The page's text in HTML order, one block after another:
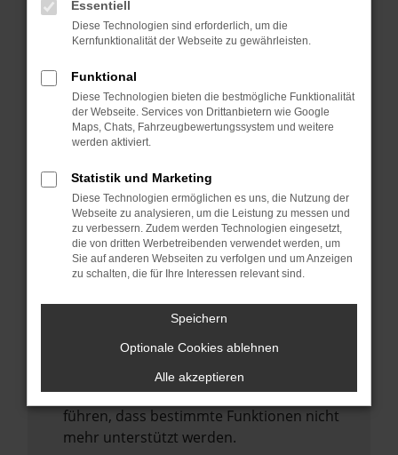
Überprüfe deine Firewall und deine
Internetverbindung.
deine Suchmaschine?
Prüfe deine Browsererweiterungen.
Manche Erweiterungen, wie Werbeblocker,
können das Laden bestimmter Seiten
anderen Browser oder in einem privaten
Fenster?
Starte dein Gerät neu.
Das kann manchmal helfen,
vorübergehende Probleme zu beheben.
Stelle sicher, dass dein Browser und dein
Betriebssystem auf dem neuesten Stand
Veraltete Software birgt nicht nur ein
Sicherheitsrisiko, sondern kann auch dazu
führen, dass bestimmte Funktionen nicht
mehr unterstützt werden.
Essentiell
Diese Technologien sind erforderlich, um die
Kernfunktionalität der Webseite zu gewährleisten.
Funktional
Diese Technologien bieten die bestmögliche Funktionalität
der Webseite. Services von Drittanbietern wie Google
Maps, Chats, Fahrzeugbewertungssystem und weitere
werden aktiviert.
Statistik und Marketing
Diese Technologien ermöglichen es uns, die Nutzung der
Webseite zu analysieren, um die Leistung zu messen und
zu verbessern. Zudem werden Technologien eingesetzt,
die von dritten Werbetreibenden verwendet werden, um
Sie auf anderen Webseiten zu verfolgen und um Anzeigen
zu schalten, die für Ihre Interessen relevant sind.
Speichern
Optionale Cookies ablehnen
Alle akzeptieren